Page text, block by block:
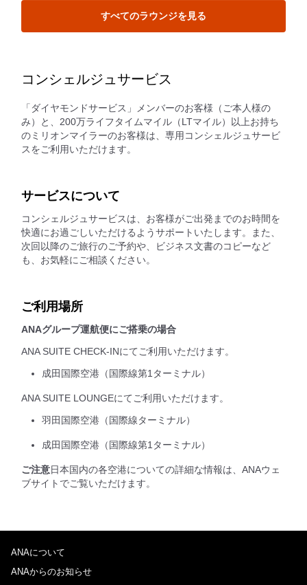
すべてのラウンジを見る
コンシェルジュサービス
「ダイヤモンドサービス」メンバーのお客様（ご本人様の
み）と、200万ライフタイムマイル（LTマイル）以上お持ち
のミリオンマイラーのお客様は、専用コンシェルジュサービ
スをご利用いただけます。
サービスについて
コンシェルジュサービスは、お客様がご出発までのお時間を
快適にお過ごしいただけるようサポートいたします。また、
次回以降のご旅行のご予約や、ビジネス文書のコピーなど
も、お気軽にご相談ください。
ご利用場所
ANAグループ運航便にご搭乗の場合
ANA SUITE CHECK-INにてご利用いただけます。
成田国際空港（国際線第1ターミナル）
ANA SUITE LOUNGEにてご利用いただけます。
羽田国際空港（国際線ターミナル）
成田国際空港（国際線第1ターミナル）
ご注意日本国内の各空港についての詳細な情報は、ANAウェ
ブサイトでご覧いただけます。
ANAについて
ANAからのお知らせ